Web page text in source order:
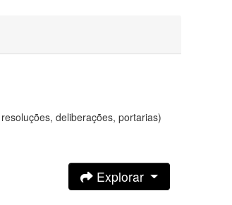
deliberações, portarias)
Explorar